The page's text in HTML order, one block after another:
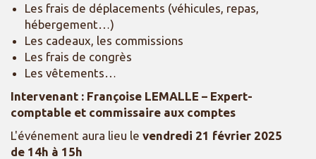
Les frais de déplacements (véhicules, repas,
hébergement…)
Les cadeaux, les commissions
Les frais de congrès
Les vêtements…
Intervenant : Françoise LEMALLE – Expert-
comptable et commissaire aux comptes
L'événement aura lieu le vendredi 21 février 2025
de 14h à 15h